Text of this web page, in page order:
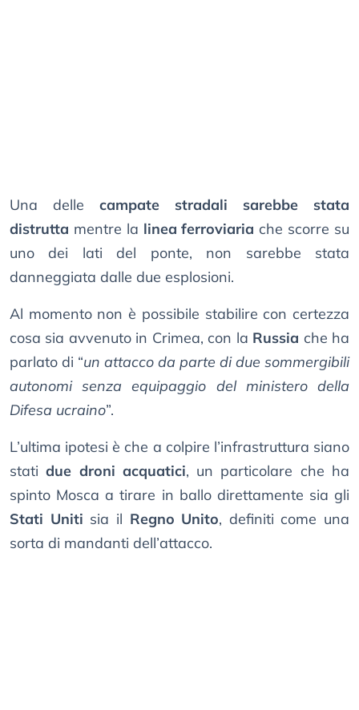
Una delle campate stradali sarebbe stata
distrutta mentre la linea ferroviaria che scorre su
uno dei lati del ponte, non sarebbe stata
danneggiata dalle due esplosioni.
Al momento non è possibile stabilire con certezza
cosa sia avvenuto in Crimea, con la Russia che ha
parlato di “un attacco da parte di due sommergibili
autonomi senza equipaggio del ministero della
Difesa ucraino”.
L’ultima ipotesi è che a colpire l’infrastruttura siano
statidue droni acquatici, un particolare che ha
spinto Mosca a tirare in ballo direttamente sia gli
Stati Uniti sia il Regno Unito, definiti come una
sorta di mandanti dell’attacco.